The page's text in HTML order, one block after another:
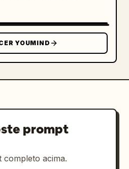
ideias e sonhos
de repente e estivessem
para o mundo real.
obra-prima
de campanha viral.
YOUMIND
prompt
completo acima.